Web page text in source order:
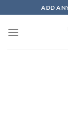
to
content
ADD